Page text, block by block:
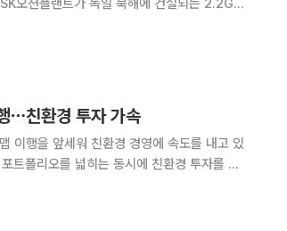
사례다.
⋯친환경 투자 가속
이행을 앞세워 친환경 경영에 속도를 내고 있
트폴리오를 넓히는 동시에 친환경 투자를 위
을 마련하기